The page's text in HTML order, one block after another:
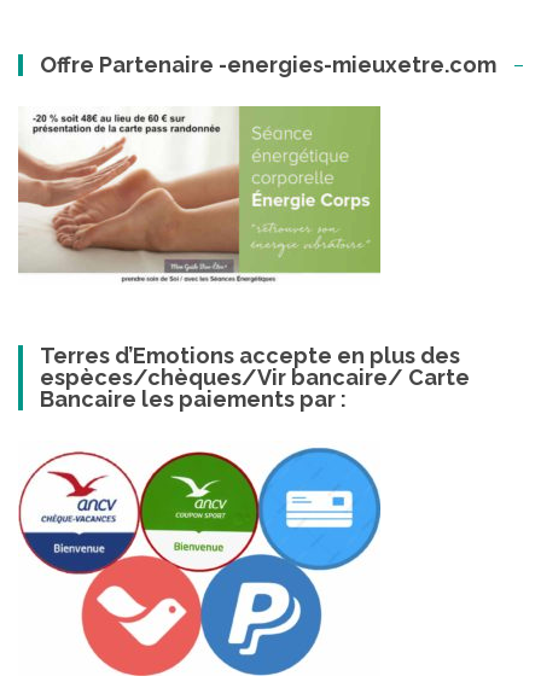
Offre Partenaire -energies-mieuxetre.com
Terres d’Emotions accepte en plus des
espèces/chèques/Vir bancaire/ Carte
Bancaire les paiements par :